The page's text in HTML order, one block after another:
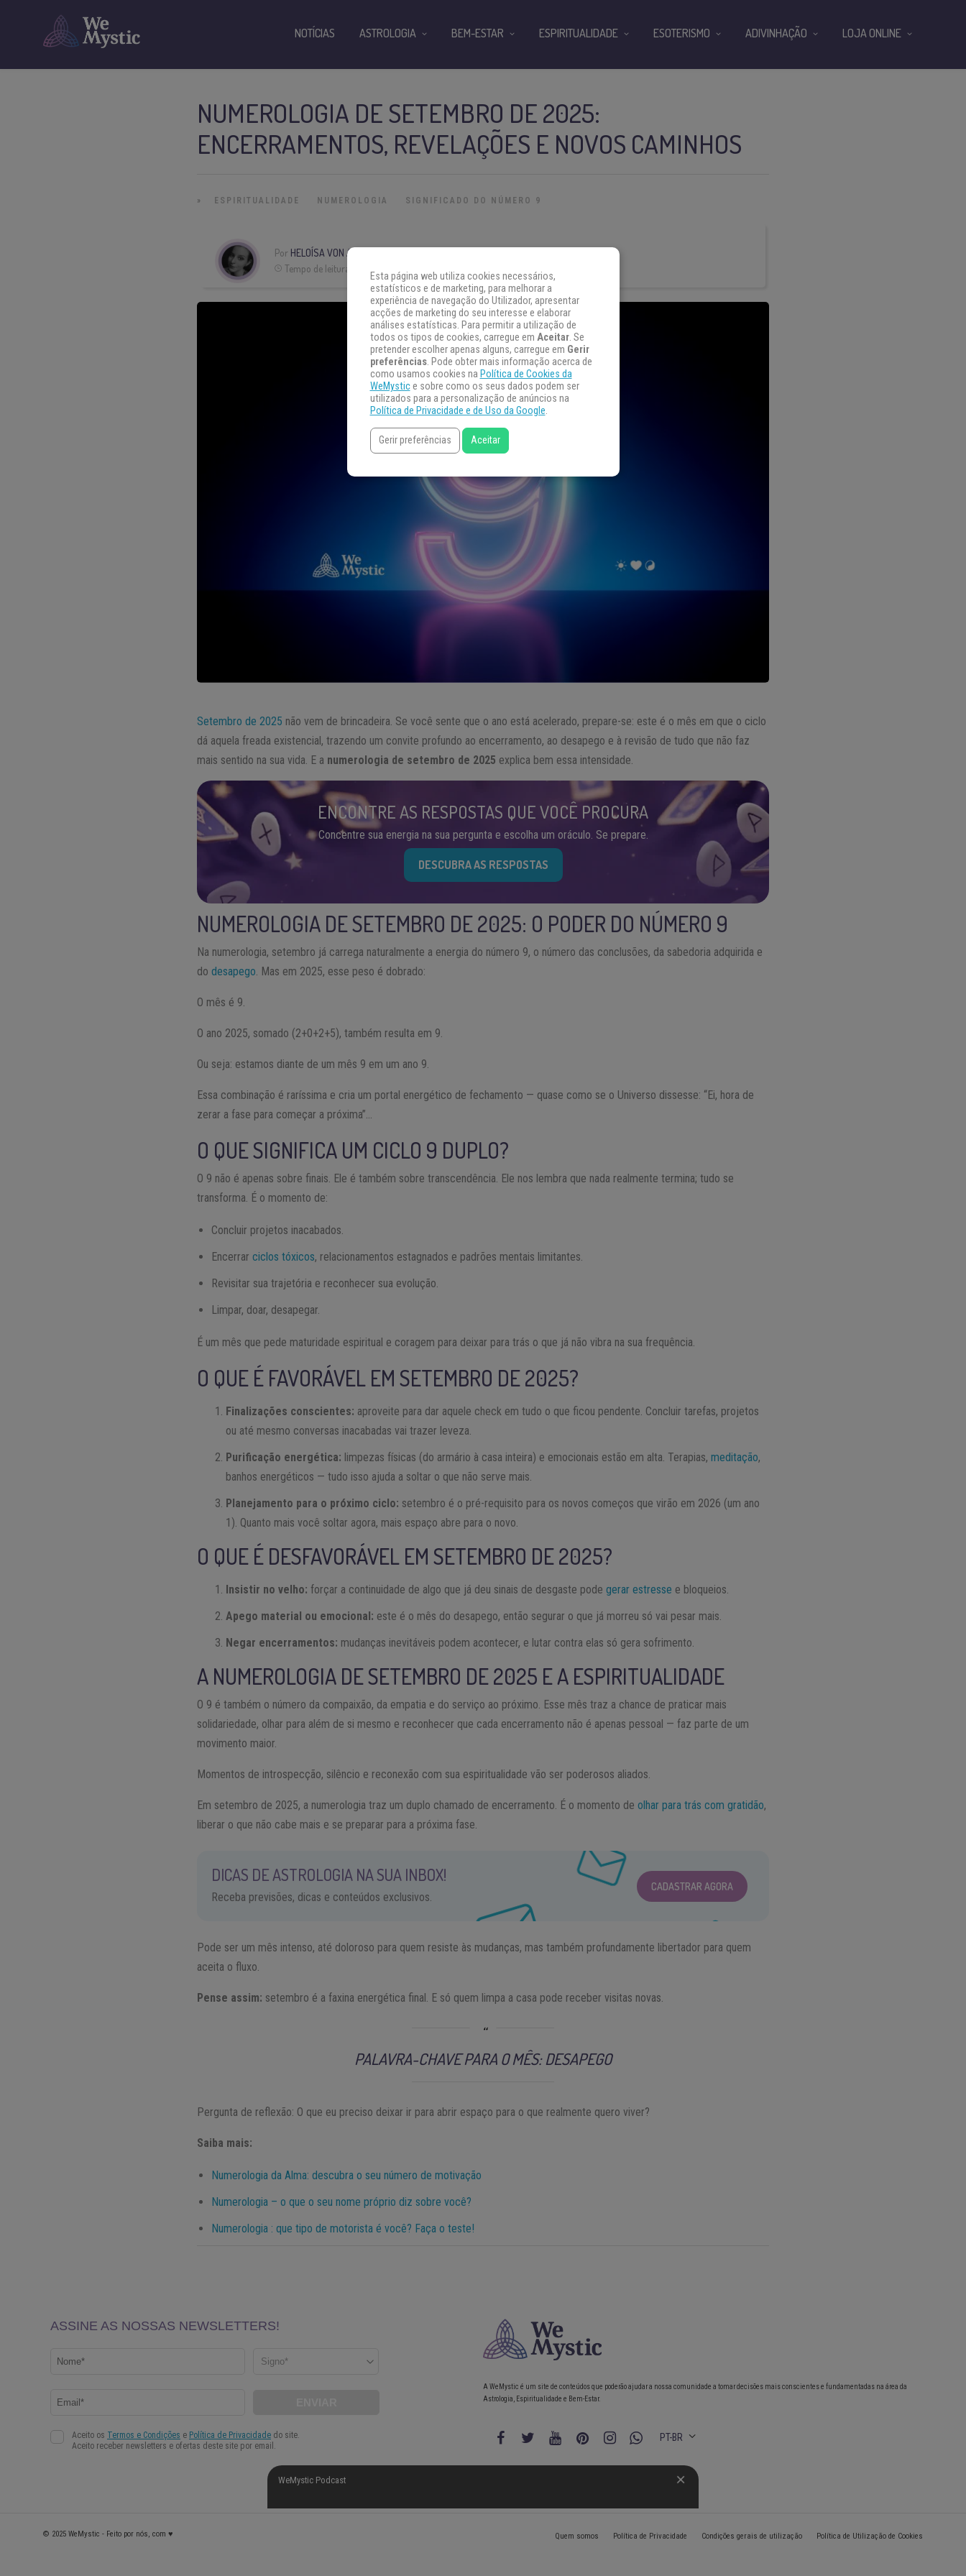
NUMEROLOGIA DE SETEMBRO DE 2025:
ENCERRAMENTOS, REVELAÇÕES E NOVOS CAMINHOS
» ESPIRITUALIDADE NUMEROLOGIA SIGNIFICADO DO NÚMERO 9
Por HELOÍSA VON AH
Tempo de leitura:
Setembro de 2025 não vem de brincadeira. Se você sente que o ano está acelerado, prepare-se: este é o mês em que o ciclo
dá aquela freada existencial, trazendo um convite profundo ao encerramento, ao desapego e à revisão de tudo que não faz
mais sentido na sua vida. E a numerologia de setembro de 2025 explica bem essa intensidade.
ENCONTRE AS RESPOSTAS QUE VOCÊ PROCURA
Concentre sua energia na sua pergunta e escolha um oráculo. Se prepare.
DESCUBRA AS RESPOSTAS
NUMEROLOGIA DE SETEMBRO DE 2025: O PODER DO NÚMERO 9
Na numerologia, setembro já carrega naturalmente a energia do número 9, o número das conclusões, da sabedoria adquirida e
dodesapego. Mas em 2025, esse peso é dobrado:
O mês é 9.
O ano 2025, somado (2+0+2+5), também resulta em 9.
Ou seja: estamos diante de um mês 9 em um ano 9.
Essa combinação é raríssima e cria um portal energético de fechamento — quase como se o Universo dissesse: “Ei, hora de
zerar a fase para começar a próxima”...
O QUE SIGNIFICA UM CICLO 9 DUPLO?
O 9 não é apenas sobre finais. Ele é também sobre transcendência. Ele nos lembra que nada realmente termina; tudo se
transforma. É o momento de:
Concluir projetos inacabados.
Encerrarciclos tóxicos, relacionamentos estagnados e padrões mentais limitantes.
Revisitar sua trajetória e reconhecer sua evolução.
Limpar, doar, desapegar.
É um mês que pede maturidade espiritual e coragem para deixar para trás o que já não vibra na sua frequência.
O QUE É FAVORÁVEL EM SETEMBRO DE 2025?
Finalizações conscientes: aproveite para dar aquele check em tudo o que ficou pendente. Concluir tarefas, projetos
ou até mesmo conversas inacabadas vai trazer leveza.
Purificação energética: limpezas físicas (do armário à casa inteira) e emocionais estão em alta. Terapias,meditação,
banhos energéticos — tudo isso ajuda a soltar o que não serve mais.
Planejamento para o próximo ciclo: setembro é o pré-requisito para os novos começos que virão em 2026 (um ano
1). Quanto mais você soltar agora, mais espaço abre para o novo.
O QUE É DESFAVORÁVEL EM SETEMBRO DE 2025?
Insistir no velho: forçar a continuidade de algo que já deu sinais de desgaste podegerar estresse e bloqueios.
Apego material ou emocional: este é o mês do desapego, então segurar o que já morreu só vai pesar mais.
Negar encerramentos: mudanças inevitáveis podem acontecer, e lutar contra elas só gera sofrimento.
A NUMEROLOGIA DE SETEMBRO DE 2025 E A ESPIRITUALIDADE
O 9 é também o número da compaixão, da empatia e do serviço ao próximo. Esse mês traz a chance de praticar mais
solidariedade, olhar para além de si mesmo e reconhecer que cada encerramento não é apenas pessoal — faz parte de um
movimento maior.
Momentos de introspecção, silêncio e reconexão com sua espiritualidade vão ser poderosos aliados.
Em setembro de 2025, a numerologia traz um duplo chamado de encerramento. É o momento deolhar para trás com gratidão,
liberar o que não cabe mais e se preparar para a próxima fase.
DICAS DE ASTROLOGIA NA SUA INBOX!
Receba previsões, dicas e conteúdos exclusivos.
CADASTRAR AGORA
Pode ser um mês intenso, até doloroso para quem resiste às mudanças, mas também profundamente libertador para quem
aceita o fluxo.
Pense assim: setembro é a faxina energética final. E só quem limpa a casa pode receber visitas novas.
PALAVRA-CHAVE PARA O MÊS: DESAPEGO
Pergunta de reflexão: O que eu preciso deixar ir para abrir espaço para o que realmente quero viver?
Saiba mais:
Numerologia da Alma: descubra o seu número de motivação
Numerologia – o que o seu nome próprio diz sobre você?
Numerologia : que tipo de motorista é você? Faça o teste!
NOTÍCIAS ASTROLOGIA BEM-ESTAR ESPIRITUALIDADE ESOTERISMO ADIVINHAÇÃO LOJA ONLINE
A WeMystic é um site de conteúdos que poderão ajudar a nossa comunidade a tomar decisões mais conscientes e fundamentadas na área da
Astrologia, Espiritualidade e Bem-Estar.
PT-BR
WeMystic Podcast
Quem somos Política de Privacidade Condições gerais de utilização Política de Utilização de Cookies
© 2025 WeMystic - Feito por nós, com ♥
Esta página web utiliza cookies necessários,
estatísticos e de marketing, para melhorar a
experiência de navegação do Utilizador, apresentar
acções de marketing do seu interesse e elaborar
análises estatísticas. Para permitir a utilização de
todos os tipos de cookies, carregue em Aceitar. Se
pretender escolher apenas alguns, carregue em Gerir
preferências. Pode obter mais informação acerca de
como usamos cookies na Política de Cookies da
WeMystice sobre como os seus dados podem ser
utilizados para a personalização de anúncios na
Política de Privacidade e de Uso da Google.
Gerir preferências Aceitar